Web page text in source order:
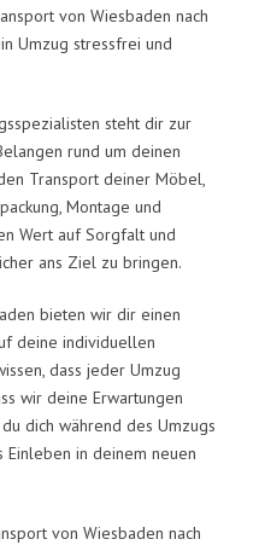
von Wiesbaden nach
Umzug stressfrei und
steht dir zur
rund um deinen
Transport deiner Möbel,
Montage und
Wert auf Sorgfalt und
ans Ziel zu bringen.
bieten wir dir einen
deine individuellen
dass jeder Umzug
wir deine Erwartungen
dich während des Umzugs
Einleben in deinem neuen
von Wiesbaden nach